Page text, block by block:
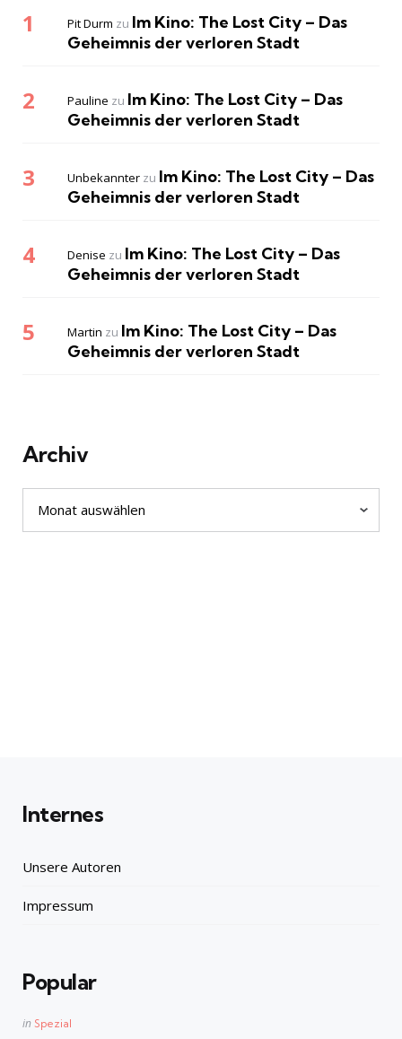
Pit Durm zu Im Kino: The Lost City – Das
Geheimnis der verloren Stadt
Pauline zu Im Kino: The Lost City – Das
Geheimnis der verloren Stadt
Unbekannter zu Im Kino: The Lost City – Das
Geheimnis der verloren Stadt
Denise zu Im Kino: The Lost City – Das
Geheimnis der verloren Stadt
Martin zu Im Kino: The Lost City – Das
Geheimnis der verloren Stadt
Archiv
Archiv
Internes
Unsere Autoren
Impressum
Popular
Posted
in Spezial